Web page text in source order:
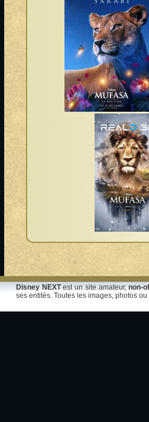
Disney NEXTest un site amateur,non-
ses entités. Toutes les images, photos